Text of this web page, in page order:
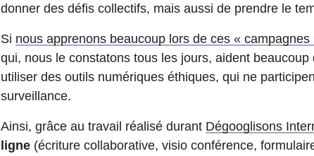
donner des défis collectifs, mais aussi de prendre le
Si nous apprenons beaucoup lors de ces « campagnes
qui, nous le constatons tous les jours, aident
utiliser des outils numériques éthiques, qui ne
surveillance.
Ainsi, grâce au travail réalisé durant Dégooglisons
ligne(écriture collaborative, visio conférence,